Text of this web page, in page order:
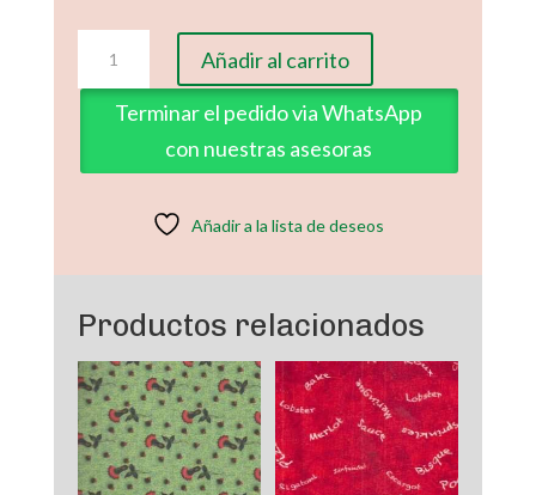
Cojines
Navideños
Añadir al carrito
Terminar el pedido via WhatsApp
con nuestras asesoras
Añadir a la lista de deseos
Productos relacionados